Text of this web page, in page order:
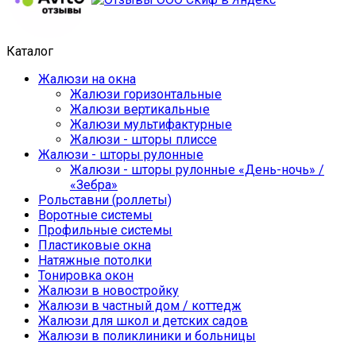
Каталог
Жалюзи на окна
Жалюзи горизонтальные
Жалюзи вертикальные
Жалюзи мультифактурные
Жалюзи - шторы плиссе
Жалюзи - шторы рулонные
Жалюзи - шторы рулонные «День-ночь» /
«Зебра»
Рольставни (роллеты)
Воротные системы
Профильные системы
Пластиковые окна
Натяжные потолки
Тонировка окон
Жалюзи в новостройку
Жалюзи в частный дом / коттедж
Жалюзи для школ и детских садов
Жалюзи в поликлиники и больницы